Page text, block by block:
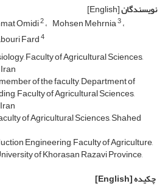
نویسندگان[English]
Omidi2 Mohsen Mehrnia3
Fard4
Faculty of Agricultural Sciences,
of the faculty, Department of
Faculty of Agricultural Sciences,
of Agricultural Sciences, Shahed
Engineering, Faculty of Agriculture,
of Khorasan Razavi Province,
چکیده[English]